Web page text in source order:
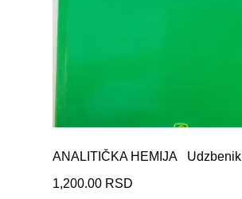
ANALITIČKA HEMIJA Udzbenik
1,200.00 RSD